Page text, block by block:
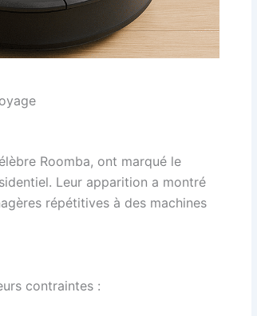
Roomba, ont marqué le
Leur apparition a montré
répétitives à des machines
contraintes :